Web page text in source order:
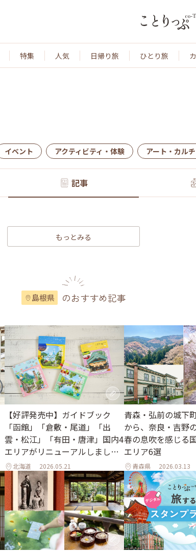
特集 人気 日帰り旅 ひとり旅
イベント アクティビティ・体験 アート・カル
記事
もっとみる
島根県 のおすすめ記事
【好評発売中】ガイドブック
「函館」「倉敷・尾道」「出
雲・松江」「有田・唐津」国内4
エリアがリニューアルしました
♪北海道 2026.05.21
青森・弘前の城下
から、奈良・吉野
春の息吹を感じる
エリア6選
青森県 2026.03.13